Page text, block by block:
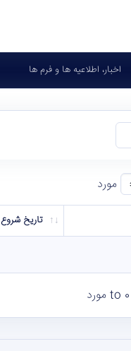
اخبار، اطلاعیه ها و فرم ها
مورد
تاریخ شروع